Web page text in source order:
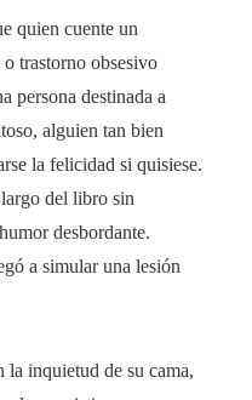
quien cuente un
trastorno obsesivo
persona destinada a
alguien tan bien
la felicidad si quisiese.
del libro sin
desbordante.
a simular una lesión
la inquietud de su cama,